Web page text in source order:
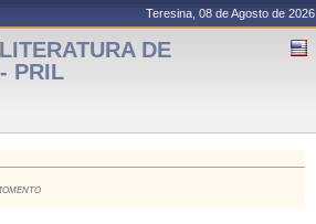
Teresina, 08 de Agosto de 2026
DE
PRIL